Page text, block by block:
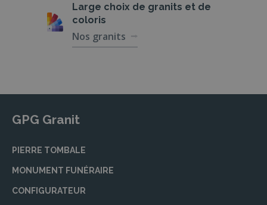
Large choix de granits et de
coloris
Nos granits
GPG Granit
PIERRE TOMBALE
MONUMENT FUNÉRAIRE
CONFIGURATEUR